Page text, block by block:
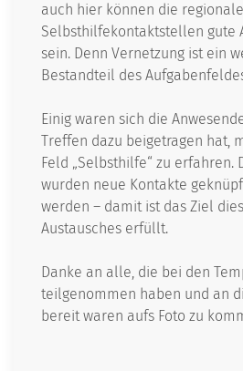
auch hier können die
Selbsthilfekontaktstellen gute
sein. Denn Vernetzung ist ein
Bestandteil des
Einig waren sich die
Treffen dazu beigetragen hat,
Feld „Selbsthilfe“ zu erfahren.
wurden neue Kontakte
werden – damit ist das Ziel
Austausches erfüllt.
Danke an alle, die bei den
teilgenommen haben und an
bereit waren aufs Foto zu